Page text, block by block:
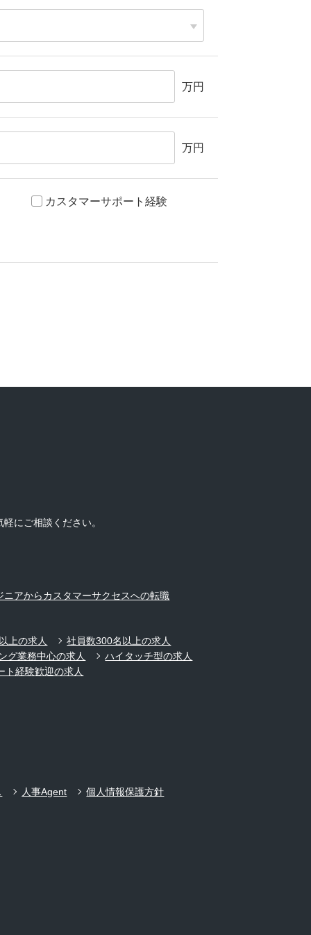
万円
万円
カスタマーサポート経験
にご相談ください。
ニアからカスタマーサクセスへの転職
上の求人
社員数300名以上の求人
グ業務中心の求人
ハイタッチ型の求人
ト経験歓迎の求人
人事Agent 個人情報保護方針